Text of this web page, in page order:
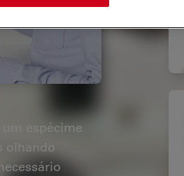
espécime
olhando